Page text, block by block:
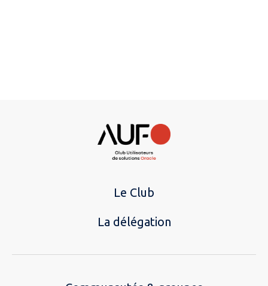
Le Club
La délégation